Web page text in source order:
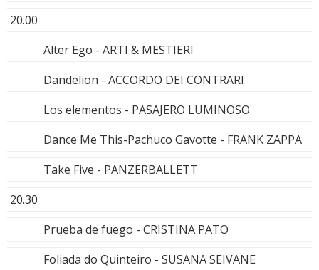
20.00
Alter Ego - ARTI & MESTIERI
Dandelion - ACCORDO DEI CONTRARI
Los elementos - PASAJERO LUMINOSO
Dance Me This-Pachuco Gavotte - FRANK ZAPPA
Take Five - PANZERBALLETT
20.30
Prueba de fuego - CRISTINA PATO
Foliada do Quinteiro - SUSANA SEIVANE